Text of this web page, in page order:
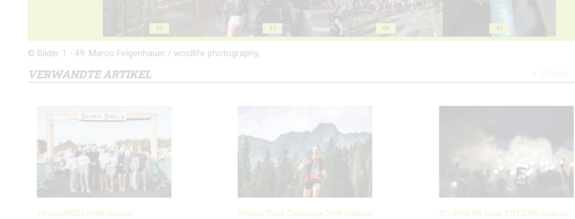
46 47 48 49
© Bilder 1 - 49: Marco Felgenhauer / woidlife photography;
VERWANDTE ARTIKEL
3Kings3Hills 2026: Galerie Walser Trail Challenge 2026 Gallerie XC-RUN.DE beim ZUT2026: Galerie